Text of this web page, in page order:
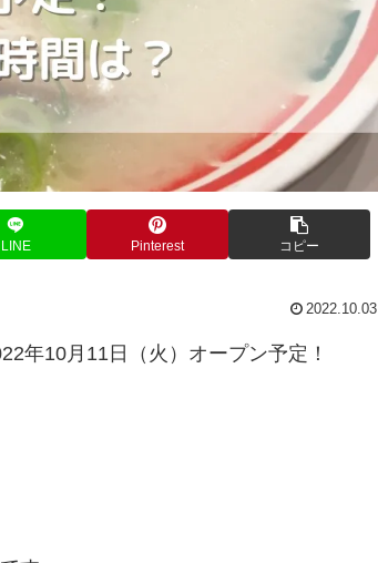
LINE Pinterest コピー
2022.10.03
年10月11日（火）オープン予定！